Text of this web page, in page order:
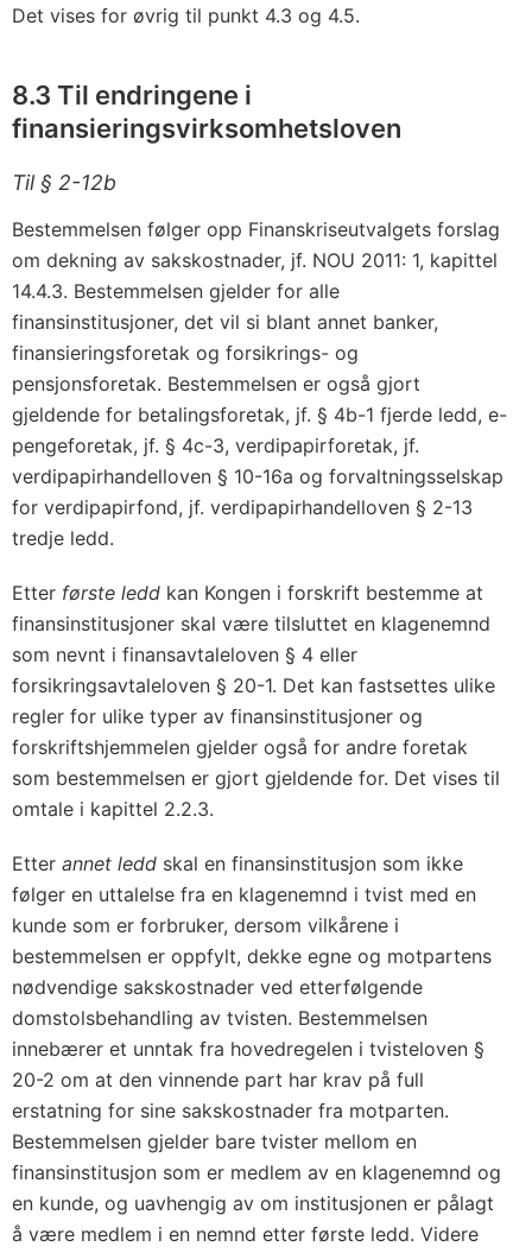
Det vises for øvrig til punkt 4.3 og 4.5.
8.3 Til endringene i
finansieringsvirksomhetsloven
Til § 2-12b
Bestemmelsen følger opp Finanskriseutvalgets forslag
om dekning av sakskostnader, jf. NOU 2011: 1, kapittel
14.4.3. Bestemmelsen gjelder for alle
finansinstitusjoner, det vil si blant annet banker,
finansieringsforetak og forsikrings- og
pensjonsforetak. Bestemmelsen er også gjort
gjeldende for betalingsforetak, jf. § 4b-1 fjerde ledd, e-
pengeforetak, jf. § 4c-3, verdipapirforetak, jf.
verdipapirhandelloven § 10-16a og forvaltningsselskap
for verdipapirfond, jf. verdipapirhandelloven § 2-13
tredje ledd.
Etter første ledd kan Kongen i forskrift bestemme at
finansinstitusjoner skal være tilsluttet en klagenemnd
som nevnt i finansavtaleloven § 4 eller
forsikringsavtaleloven § 20-1. Det kan fastsettes ulike
regler for ulike typer av finansinstitusjoner og
forskriftshjemmelen gjelder også for andre foretak
som bestemmelsen er gjort gjeldende for. Det vises til
omtale i kapittel 2.2.3.
Etter annet ledd skal en finansinstitusjon som ikke
følger en uttalelse fra en klagenemnd i tvist med en
kunde som er forbruker, dersom vilkårene i
bestemmelsen er oppfylt, dekke egne og motpartens
nødvendige sakskostnader ved etterfølgende
domstolsbehandling av tvisten. Bestemmelsen
innebærer et unntak fra hovedregelen i tvisteloven §
20-2 om at den vinnende part har krav på full
erstatning for sine sakskostnader fra motparten.
Bestemmelsen gjelder bare tvister mellom en
finansinstitusjon som er medlem av en klagenemnd og
en kunde, og uavhengig av om institusjonen er pålagt
å være medlem i en nemnd etter første ledd. Videre